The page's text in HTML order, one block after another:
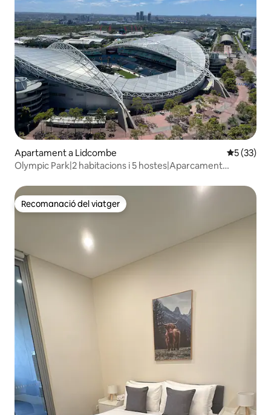
Apartament a Lidcombe 5 de
5 (33)
Olympic Park|2 habitacions i 5 hostes|Aparcament
Recomanació del viatger
Recomanació del viatger